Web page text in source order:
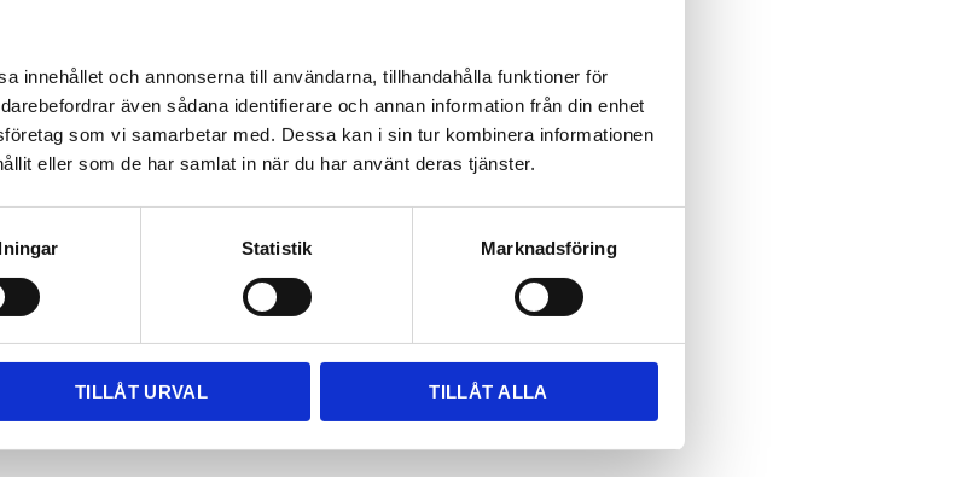
innehållet och annonserna till användarna, tillhandahålla funktioner för
även sådana identifierare och annan information från din enhet
som vi samarbetar med. Dessa kan i sin tur kombinera informationen
eller som de har samlat in när du har använt deras tjänster.
Statistik Marknadsföring
TILLÅT URVAL TILLÅT ALLA